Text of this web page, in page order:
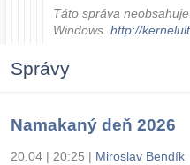
Táto správa
Windows.http://
Správy
Namakaný deň 2026
20.04 | 20:25 | Miroslav Bendík